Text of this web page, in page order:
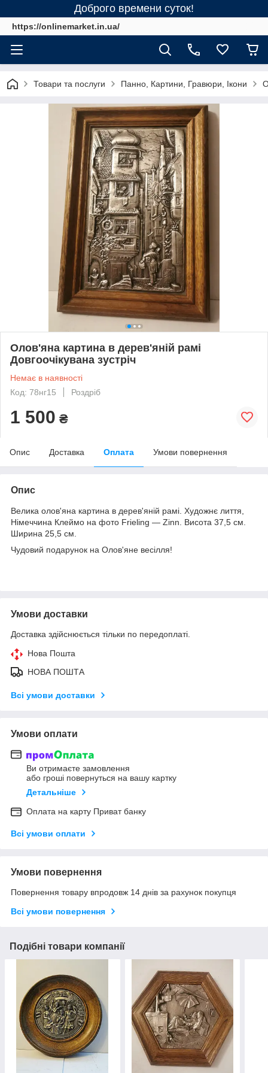
Доброго времени суток!
https://onlinemarket.in.ua/
Товари та послуги Панно, Картини, Гравюри, Ікони
Олов'яна картина в дерев'яній рамі
Довгоочікувана зустріч
Немає в наявності
Код: 78нг15
Роздріб
1 500 ₴
Опис Доставка Оплата Умови повернення
Опис
Велика олов'яна картина в дерев'яній рамі. Художнє лиття,
Німеччина Клеймо на фото Frieling — Zinn. Висота 37,5 см.
Ширина 25,5 см.
Чудовий подарунок на Олов'яне весілля!
Умови доставки
Доставка здійснюється тільки по передоплаті.
Нова Пошта
НОВА ПОШТА
Всі умови доставки
Умови оплати
Ви отримаєте замовлення
або гроші повернуться на вашу картку
Детальніше
Оплата на карту Приват банку
Всі умови оплати
Умови повернення
Повернення товару впродовж 14 днів за рахунок покупця
Всі умови повернення
Подібні товари компанії